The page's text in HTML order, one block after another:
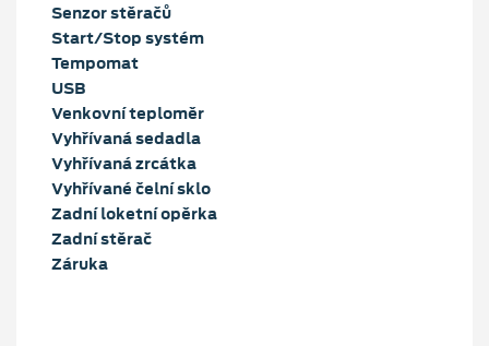
Senzor stěračů
Start/Stop systém
Tempomat
USB
Venkovní teploměr
Vyhřívaná sedadla
Vyhřívaná zrcátka
Vyhřívané čelní sklo
Zadní loketní opěrka
Zadní stěrač
Záruka